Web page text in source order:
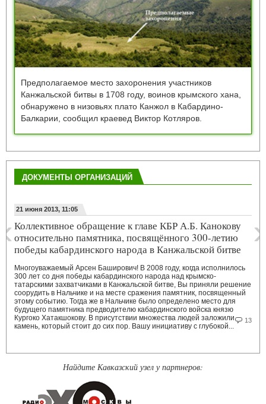
Предполагаемое место захоронения участников
Канжальской битвы в 1708 году, воинов крымского хана,
обнаружено в низовьях плато Канжол в Кабардино-
Балкарии, сообщил краевед Виктор Котляров.
ДОКУМЕНТЫ ОРГАНИЗАЦИЙ
21 июня 2013, 11:05
Коллективное обращение к главе КБР А.Б. Канокову
относительно памятника, посвящённого 300-летию
победы кабардинского народа в Канжальской битве
Многоуважаемый Арсен Баширович! В 2008 году, когда исполнилось
300 лет со дня победы кабардинского народа над крымско-
татарскими захватчиками в Канжальской битве, Вы приняли решение
соорудить в Нальчике и на месте сражения памятник, посвященный
этому событию. Тогда же в Нальчике было определено место для
будущего памятника предводителю кабардинского войска князю
Кургоко Хатакшокову. В присутствии множества людей заложили
камень, который стоит до сих пор. Вашу инициативу с глубокой...
13
‹ ›
Найдите Кавказский узел у партнеров: